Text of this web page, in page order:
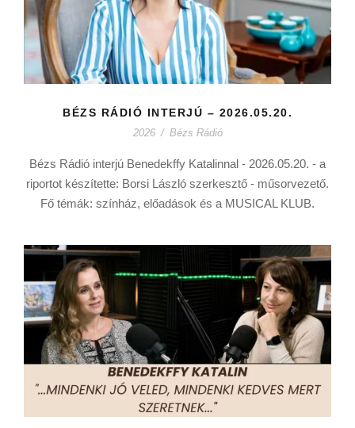
BÉZS RÁDIÓ INTERJÚ – 2026.05.20.
2026 / Bézs Rádió
Bézs Rádió interjú Benedekffy Katalinnal - 2026.05.20. - a
riportot készítette: Borsi László szerkesztő - műsorvezető.
Fő témák: színház, előadások és a MUSICAL KLUB.